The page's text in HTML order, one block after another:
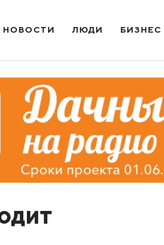
НОВОСТИ ЛЮДИ БИЗНЕС